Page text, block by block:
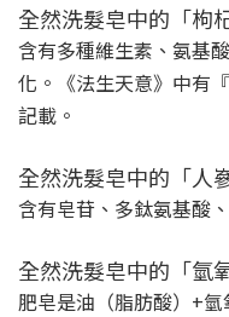
全然洗髮皂中的「枸杞
含有多種維生素、氨基
化。《法生天意》中有
記載。
全然洗髮皂中的「人嵾
含有皂苷、多鈦氨基酸
全然洗髮皂中的「氫
肥皂是油（脂肪酸）+